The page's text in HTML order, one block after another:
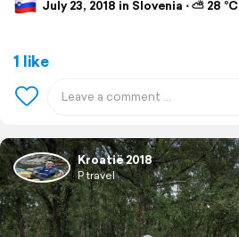
July 23, 2018 in Slovenia ⋅ ⛅ 28 °C
1 like
Kroatië 2018
P travel